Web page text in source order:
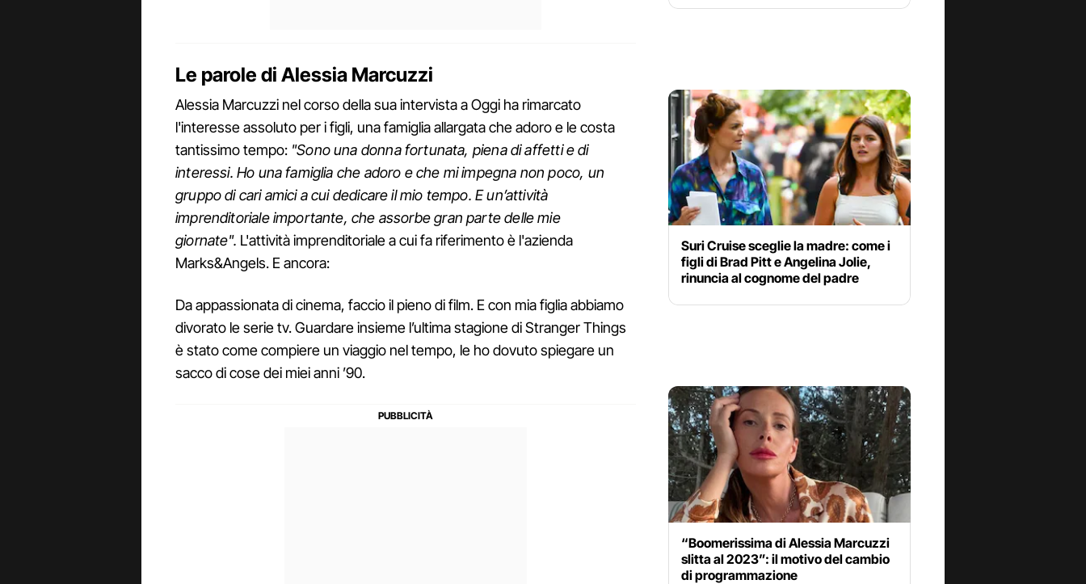
Le parole di Alessia Marcuzzi
Alessia Marcuzzi nel corso della sua intervista a Oggi ha rimarcato
l'interesse assoluto per i figli, una famiglia allargata che adoro e le costa
tantissimo tempo: "Sono una donna fortunata, piena di affetti e di
interessi. Ho una famiglia che adoro e che mi impegna non poco, un
gruppo di cari amici a cui dedicare il mio tempo. E un’attività
imprenditoriale importante, che assorbe gran parte delle mie
giornate". L'attività imprenditoriale a cui fa riferimento è l'azienda
Marks&Angels. E ancora:
Da appassionata di cinema, faccio il pieno di film. E con mia figlia abbiamo
divorato le serie tv. Guardare insieme l’ultima stagione di Stranger Things
è stato come compiere un viaggio nel tempo, le ho dovuto spiegare un
sacco di cose dei miei anni ’90.
Suri Cruise sceglie la madre: come i
figli di Brad Pitt e Angelina Jolie,
rinuncia al cognome del padre
“Boomerissima di Alessia Marcuzzi
slitta al 2023”: il motivo del cambio
di programmazione